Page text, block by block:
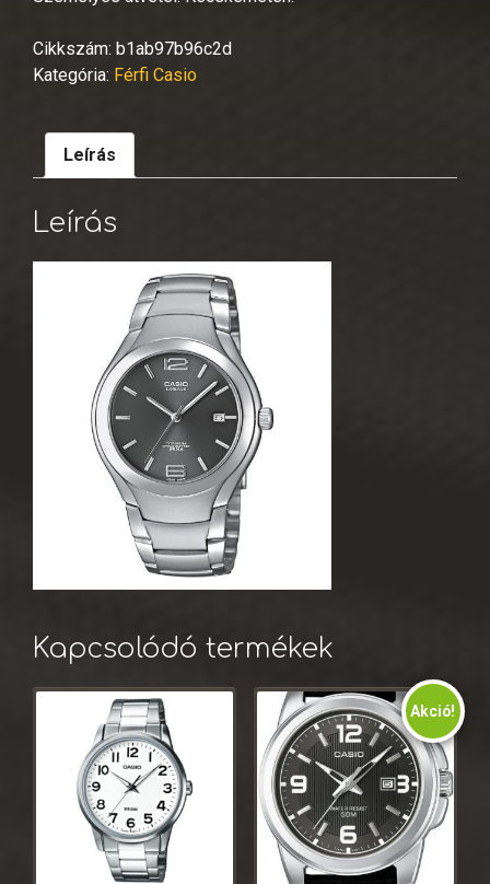
Cikkszám: b1ab97b96c2d
Kategória: Férfi Casio
Leírás
Leírás
Kapcsolódó termékek
Akció!